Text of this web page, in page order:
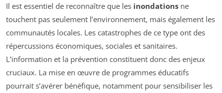
Il est essentiel de reconnaître que les inondations ne
touchent pas seulement l’environnement, mais également les
communautés locales. Les catastrophes de ce type ont des
répercussions économiques, sociales et sanitaires.
L’information et la prévention constituent donc des enjeux
cruciaux. La mise en œuvre de programmes éducatifs
pourrait s’avérer bénéfique, notamment pour sensibiliser les